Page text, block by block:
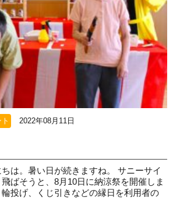
2022年08月11日
は。暑い日が続きますね。 サニーサイ
ばそうと、8月10日に納涼祭を開催しま
投げ、くじ引きなどの縁日を利用者の